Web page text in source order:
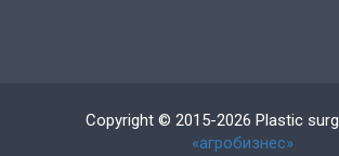
Copyright © 2015-2026 Plastic
«агробизнес»